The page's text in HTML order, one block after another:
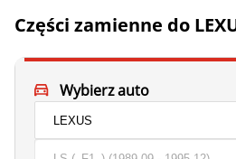
Części zamienne do
Wybierz auto